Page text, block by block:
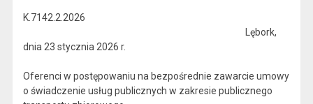
K.7142.2.2026
Lębork,
dnia 23 stycznia 2026 r.
Oferenci w postępowaniu na bezpośrednie zawarcie umowy
o świadczenie usług publicznych w zakresie publicznego